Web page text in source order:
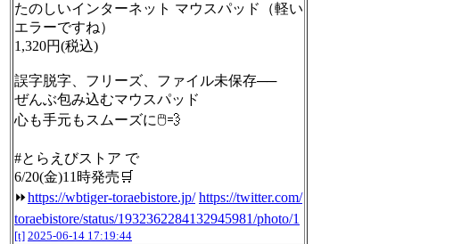
たのしいインターネット マウスパッド（軽い
エラーですね）
1,320円(税込)
誤字脱字、フリーズ、ファイル未保存──
ぜんぶ包み込むマウスパッド
心も手元もスムーズに🖱💨
#とらえびストア で
6/20(金)11時発売🛒
⏩https://wbtiger-toraebistore.jp/ https://twitter.com/
toraebistore/status/1932362284132945981/photo/1
[t] 2025-06-14 17:19:44